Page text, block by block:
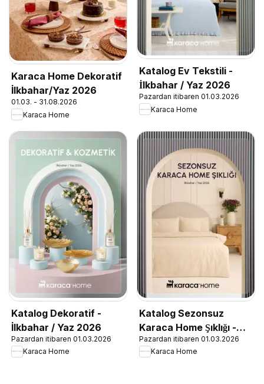
Karaca Home Dekoratif
İlkbahar/Yaz 2026
01.03. - 31.08.2026
Karaca Home
Katalog Ev Tekstili -
İlkbahar / Yaz 2026
Pazardan itibaren 01.03.2026
Karaca Home
Katalog Dekoratif -
İlkbahar / Yaz 2026
Pazardan itibaren 01.03.2026
Karaca Home
Katalog Sezonsuz
Karaca Home Şıklığı -
İlkbahar / Yaz 2026
Pazardan itibaren 01.03.2026
Karaca Home